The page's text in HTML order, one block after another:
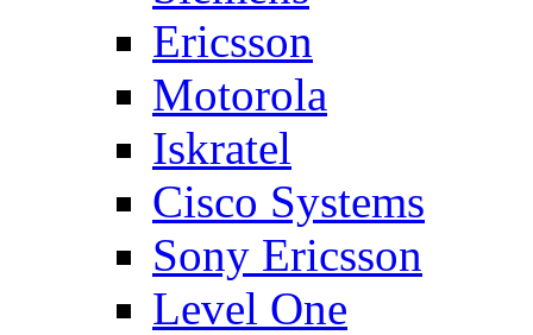
Ericsson
Motorola
Iskratel
Cisco Systems
Sony Ericsson
Level One